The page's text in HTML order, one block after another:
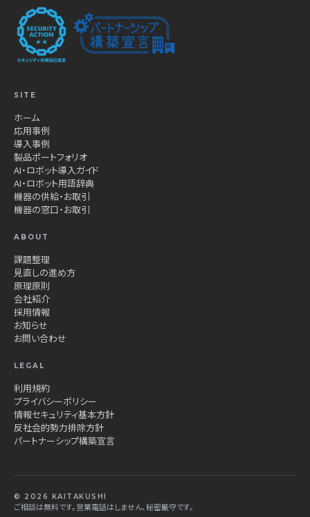
SITE
ホーム
応用事例
導入事例
製品ポートフォリオ
AI・ロボット導入ガイド
AI・ロボット用語辞典
機器の供給・お取引
機器の窓口・お取引
ABOUT
課題整理
見直しの進め方
原理原則
会社紹介
採用情報
お知らせ
お問い合わせ
LEGAL
利用規約
プライバシーポリシー
情報セキュリティ基本方針
反社会的勢力排除方針
パートナーシップ構築宣言
© 2026 KAITAKUSHI
ご相談は無料です。営業電話はしません、秘密厳守です。